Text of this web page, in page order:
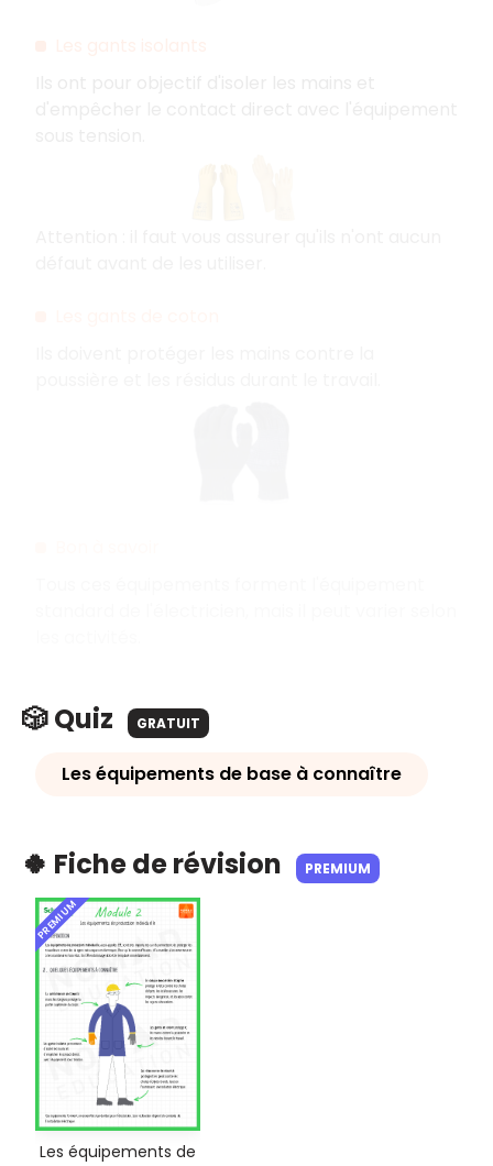
🎲 Quiz GRATUIT
Les équipements de base à connaître
🍀 Fiche de révision PREMIUM
PREMIUM
Les équipements de